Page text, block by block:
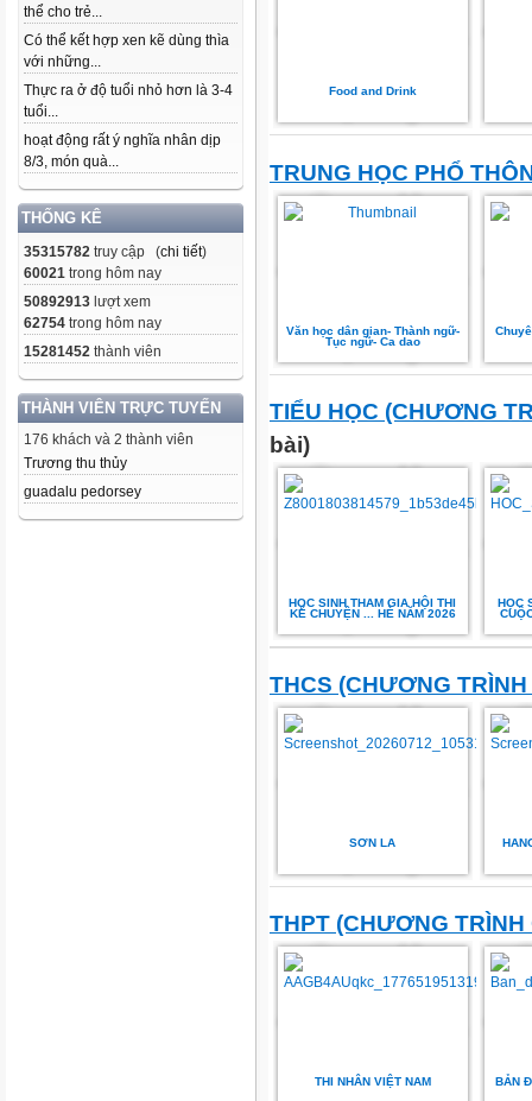
thể cho trẻ...
Có thể kết hợp xen kẽ dùng thìa
với những...
Thực ra ở độ tuổi nhỏ hơn là 3-4
tuổi...
hoạt động rất ý nghĩa nhân dịp
8/3, món quà...
THỐNG KÊ
35315782 truy cập (chi tiết)
60021 trong hôm nay
50892913 lượt xem
62754 trong hôm nay
15281452 thành viên
THÀNH VIÊN TRỰC TUYẾN
176 khách và 2 thành viên
Trương thu thủy
guadalu pedorsey
Food and Drink
TRUNG HỌC PHỔ
Văn học dân gian- Thành ngữ-
Tục ngữ- Ca dao
TIỂU HỌC (CHƯƠNG
bài)
HỌC SINH THAM GIA HỘI THI
KỂ CHUYỆN ... HÈ NĂM 2026
HỌC
THCS (CHƯƠNG TRÌNH
SƠN LA
THPT (CHƯƠNG TRÌNH
THI NHÂN VIỆT NAM BẢN